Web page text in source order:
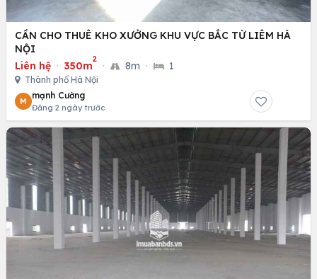
CẦN CHO THUÊ KHO XƯỞNG KHU VỰC BẮC TỪ LIÊM HÀ
NỘI
Liên hệ · 350m
2
· 8m · 1
Thành phố Hà Nội
M
mạnh Cường
Đăng 2 ngày trước